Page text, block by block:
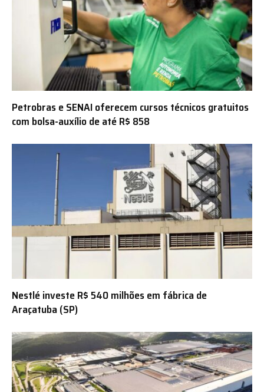
Petrobras e SENAI oferecem cursos técnicos gratuitos
com bolsa-auxílio de até R$ 858
Nestlé investe R$ 540 milhões em fábrica de
Araçatuba (SP)